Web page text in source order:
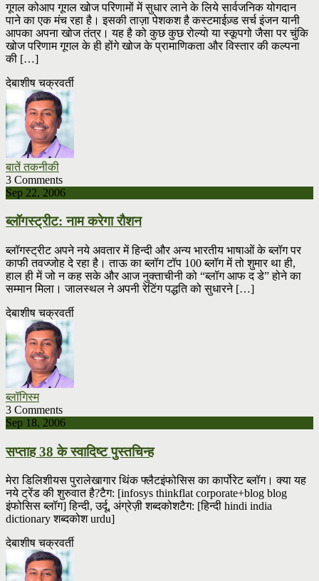
गूगल कोआप गूगल खोज परिणामों में सुधार लाने के लिये सार्वजनिक योगदान
पाने का एक मंच रहा है। इसकी ताज़ा पेशकश है कस्टमाईज़्ड सर्च इंजन यानी
आपका अपना खोज तंत्र। यह है को कुछ कुछ रोल्यो या स्कूपगो जैसा पर चुंकि
खोज परिणाम गूगल के ही होंगे खोज के प्रामाणिकता और विस्तार की कल्पना
की […]
देबाशीष चक्रवर्ती
बातें तकनीकी
3 Comments
Sep 22, 2006
ब्लॉगस्ट्रीट: नाम करेगा रौशन
ब्लॉगस्ट्रीट अपने नये अवतार में हिन्दी और अन्य भारतीय भाषाओं के ब्लॉग पर
काफी तवज्जोह दे रहा है। ताऊ का ब्लॉग टॉप 100 ब्लॉग में तो शुमार था ही,
हाल ही में जो न कह सके और आज नुक्ताचीनी को “ब्लॉग आफ द डे” होने का
सम्मान मिला। जालस्थल ने अपनी रेटिंग पद्धति को सुधारने […]
देबाशीष चक्रवर्ती
ब्लॉगिस्म
3 Comments
Sep 18, 2006
सप्ताह 38 के स्वादिष्ट पुस्तचिन्ह
मेरा डिलिशीयस पुरालेखागार थिंक फ्लैटइंफोसिस का कार्पोरेट ब्लॉग। क्या यह
नये ट्रेंड की शुरुवात है?टैग: [infosys thinkflat corporate+blog blog
इंफोसिस ब्लॉग] हिन्दी, उर्दू, अंग्रेज़ी शब्दकोशटैग: [हिन्दी hindi india
dictionary शब्दकोश urdu]
देबाशीष चक्रवर्ती